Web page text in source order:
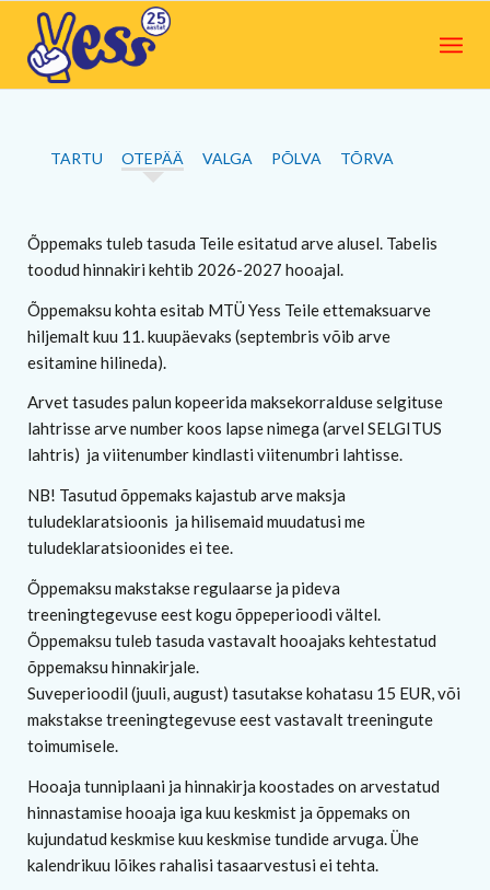
TARTU OTEPÄÄ VALGA PÕLVA TÕRVA
Õppemaks tuleb tasuda Teile esitatud arve alusel. Tabelis
toodud hinnakiri kehtib 2026-2027 hooajal.
Õppemaksu kohta esitab MTÜ Yess Teile ettemaksuarve
hiljemalt kuu 11. kuupäevaks (septembris võib arve
esitamine hilineda).
Arvet tasudes palun kopeerida maksekorralduse selgituse
lahtrisse arve number koos lapse nimega (arvel SELGITUS
lahtris) ja viitenumber kindlasti viitenumbri lahtisse.
NB! Tasutud õppemaks kajastub arve maksja
tuludeklaratsioonis ja hilisemaid muudatusi me
tuludeklaratsioonides ei tee.
Õppemaksu makstakse regulaarse ja pideva
treeningtegevuse eest kogu õppeperioodi vältel.
Õppemaksu tuleb tasuda vastavalt hooajaks kehtestatud
õppemaksu hinnakirjale.
Suveperioodil (juuli, august) tasutakse kohatasu 15 EUR, või
makstakse treeningtegevuse eest vastavalt treeningute
toimumisele.
Hooaja tunniplaani ja hinnakirja koostades on arvestatud
hinnastamise hooaja iga kuu keskmist ja õppemaks on
kujundatud keskmise kuu keskmise tundide arvuga. Ühe
kalendrikuu lõikes rahalisi tasaarvestusi ei tehta.